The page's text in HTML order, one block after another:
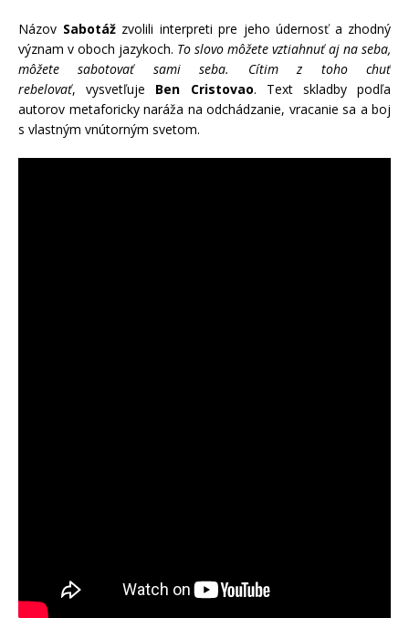
Názov Sabotážzvolili interpreti pre jeho údernosť a zhodný
význam v oboch jazykoch. To slovo môžete vztiahnuť aj na seba,
môžete sabotovať sami seba. Cítim z toho chuť
rebelovať, vysvetľuje Ben Cristovao. Text skladby podľa
autorov metaforicky naráža na odchádzanie, vracanie sa a boj
s vlastným vnútorným svetom.